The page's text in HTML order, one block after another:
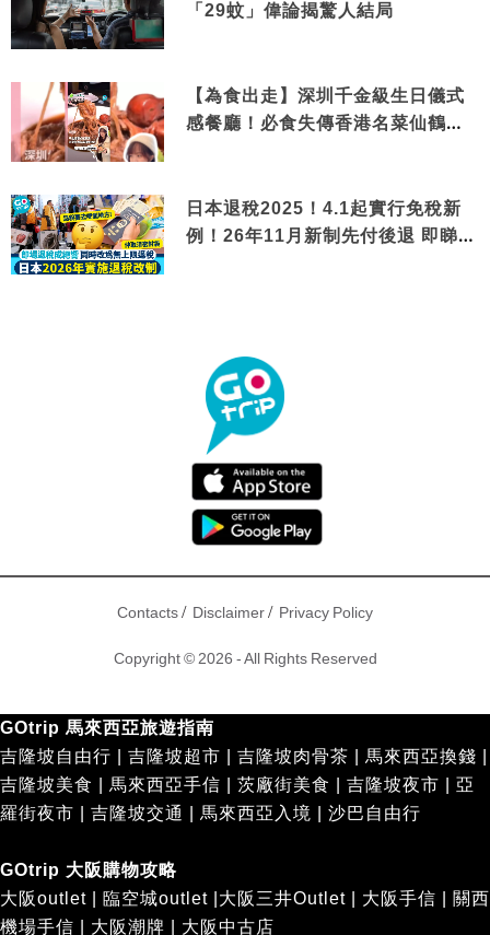
「29蚊」偉論揭驚人結局
【為食出走】深圳千金級生日儀式
感餐廳！必食失傳香港名菜仙鶴神
日本退稅2025！4.1起實行免稅新
例！26年11月新制先付後退 即睇步
Contacts/ Disclaimer/ Privacy Policy
Copyright © 2026 - All Rights Reserved
GOtrip 馬來西亞旅遊指南
吉隆坡自由行
吉隆坡超市 吉隆坡肉骨茶 馬來西亞換錢
吉隆坡美食
馬來西亞手信 茨廠街美食 吉隆坡夜市
亞
羅街夜市
吉隆坡交通 馬來西亞入境 沙巴自由行
GOtrip 大阪購物攻略
大阪outlet
臨空城outlet 大阪三井Outlet 大阪手信
關西
機場手信
大阪潮牌 大阪中古店